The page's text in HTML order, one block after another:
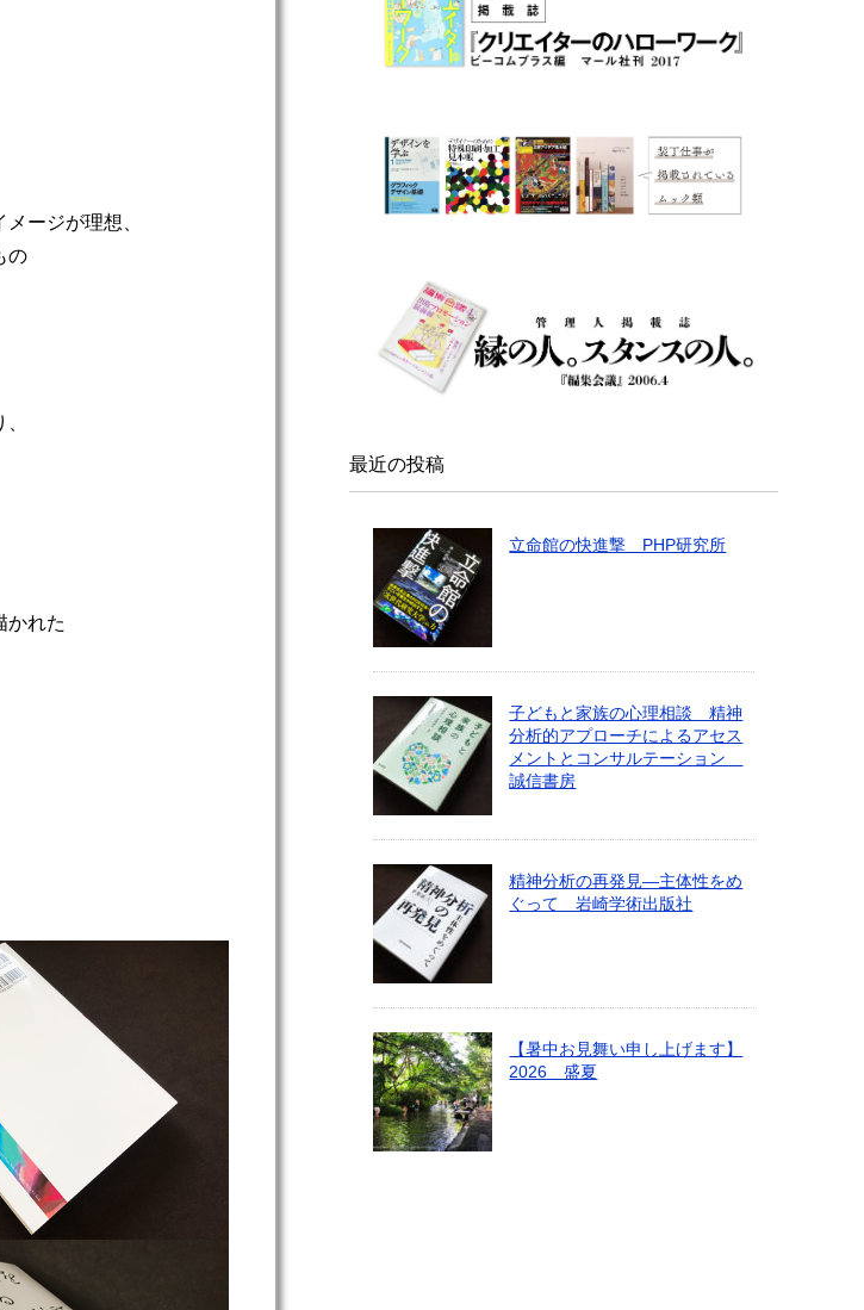
ージが理想、
の
かれた
最近の投稿
立命館の快進撃 PHP研究所
子どもと家族の心理相談 精神
分析的アプローチによるアセス
メントとコンサルテーション
誠信書房
精神分析の再発見―主体性をめ
ぐって 岩崎学術出版社
【暑中お見舞い申し上げます】
2026 盛夏